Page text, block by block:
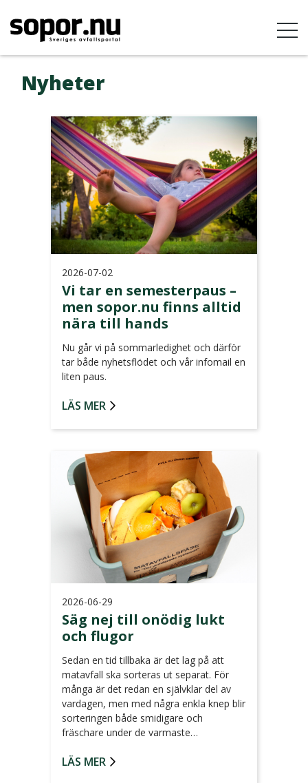
Nyheter
2026-07-02
Vi tar en semesterpaus –
men sopor.nu finns alltid
nära till hands
Nu går vi på sommarledighet och därför
tar både nyhetsflödet och vår infomail en
liten paus.
LÄS MER
2026-06-29
Säg nej till onödig lukt
och flugor
Sedan en tid tillbaka är det lag på att
matavfall ska sorteras ut separat. För
många är det redan en självklar del av
vardagen, men med några enkla knep blir
sorteringen både smidigare och
fräschare under de varmaste…
LÄS MER